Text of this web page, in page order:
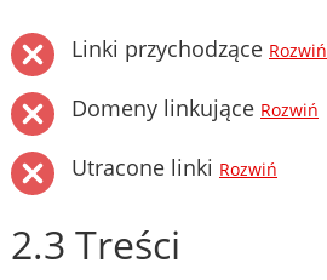
Linki przychodzące Rozwiń
Domeny linkujące Rozwiń
Utracone linki Rozwiń
2.3 Treści